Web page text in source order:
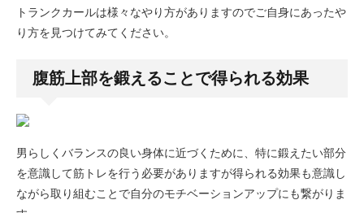
トランクカールは様々なやり方がありますのでご自身にあったや
り方を見つけてみてください。
腹筋上部を鍛えることで得られる効果
男らしくバランスの良い身体に近づくために、特に鍛えたい部分
を意識して筋トレを行う必要がありますが得られる効果も意識し
ながら取り組むことで自分のモチベーションアップにも繋がりま